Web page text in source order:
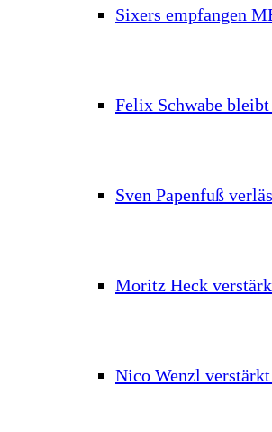
Sixers empfangen
Felix Schwabe
Sven Papenfuß
Moritz Heck
Nico Wenzl